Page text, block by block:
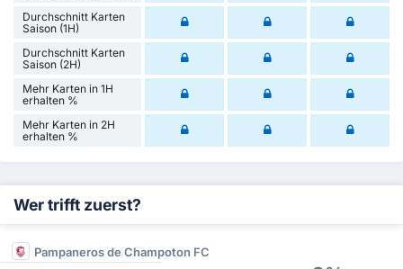
Durchschnitt Karten
Saison (1H)
Durchschnitt Karten
Saison (2H)
Mehr Karten in 1H
erhalten %
Mehr Karten in 2H
erhalten %
Wer trifft zuerst?
Pampaneros de Champoton FC